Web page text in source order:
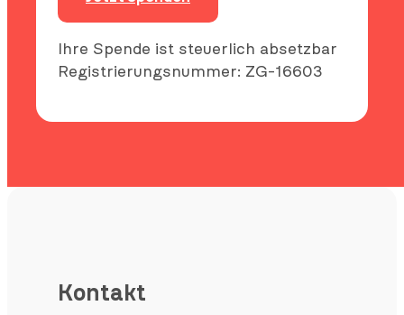
Ihre Spende ist steuerlich absetzbar
Registrierungsnummer: ZG-16603
Kontakt